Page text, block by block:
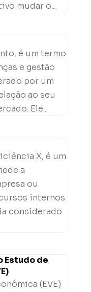
mudar o...
é um termo
e gestão
por um
ao seu
Ele...
X, é um
a
ou
internos
considerado
Estudo de
(EVE)